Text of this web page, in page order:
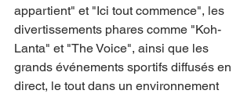
appartient" et "Ici tout commence", les
divertissements phares comme "Koh-
Lanta" et "The Voice", ainsi que les
grands événements sportifs diffusés en
direct, le tout dans un environnement